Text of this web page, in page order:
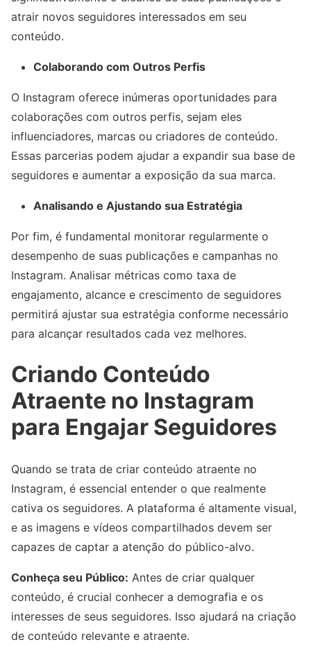
atrair novos seguidores interessados em seu
conteúdo.
Colaborando com Outros Perfis
O Instagram oferece inúmeras oportunidades para
colaborações com outros perfis, sejam eles
influenciadores, marcas ou criadores de conteúdo.
Essas parcerias podem ajudar a expandir sua base de
seguidores e aumentar a exposição da sua marca.
Analisando e Ajustando sua Estratégia
Por fim, é fundamental monitorar regularmente o
desempenho de suas publicações e campanhas no
Instagram. Analisar métricas como taxa de
engajamento, alcance e crescimento de seguidores
permitirá ajustar sua estratégia conforme necessário
para alcançar resultados cada vez melhores.
Criando Conteúdo
Atraente no Instagram
para Engajar Seguidores
Quando se trata de criar conteúdo atraente no
Instagram, é essencial entender o que realmente
cativa os seguidores. A plataforma é altamente visual,
e as imagens e vídeos compartilhados devem ser
capazes de captar a atenção do público-alvo.
Conheça seu Público: Antes de criar qualquer
conteúdo, é crucial conhecer a demografia e os
interesses de seus seguidores. Isso ajudará na criação
de conteúdo relevante e atraente.